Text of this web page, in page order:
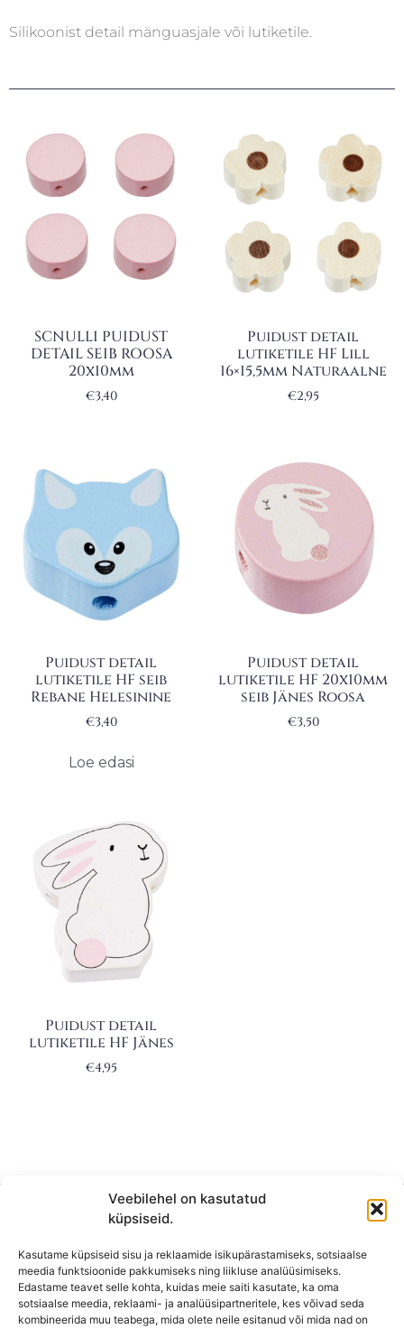
Veebilehel on kasutatud
küpsiseid.
Kasutame küpsiseid sisu ja reklaamide isikupärastamiseks, sotsiaalse
meedia funktsioonide pakkumiseks ning liikluse analüüsimiseks.
Edastame teavet selle kohta, kuidas meie saiti kasutate, ka oma
sotsiaalse meedia, reklaami- ja analüüsipartneritele, kes võivad seda
kombineerida muu teabega, mida olete neile esitanud või mida nad on
Silikoonist detail mänguasjale või lutiketile.
SCNULLI PUIDUST
DETAIL SEIB ROOSA
20x10mm
€3,40
Puidust detail
lutiketile HF Lill
16×15,5mm Naturaalne
€2,95
Puidust detail
lutiketile HF seib
Rebane Helesinine
€3,40
Loe edasi
Puidust detail
lutiketile HF 20x10mm
seib Jänes Roosa
€3,50
Puidust detail
lutiketile HF Jänes
€4,95